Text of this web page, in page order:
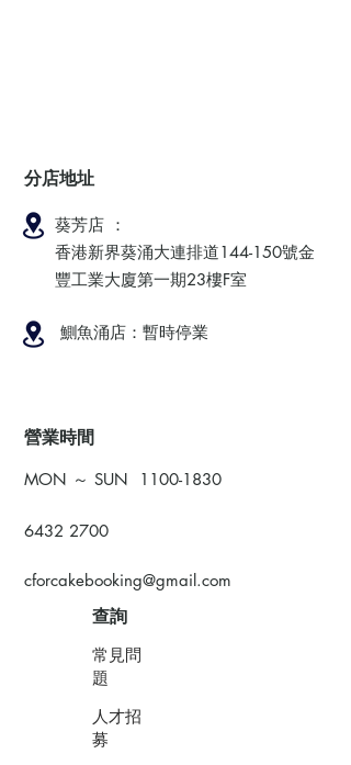
分店地址
葵芳店 ：
香港新界葵涌大連排道144-150號金
豐工業大廈第一期23樓F室
鰂魚涌店：暫時停業
​營業時間
MON ～ SUN 1100-1830
6432 2700
cforcakebooking@gmail.com
查詢
常見問
題
人才招
募